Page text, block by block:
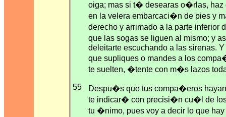
oiga; mas si t� desearas o�rlas, haz
en la velera embarcaci�n de pies y
derecho y arrimado a la parte inferior
que las sogas se liguen al mismo; y
deleitarte escuchando a las sirenas.
que supliques o mandes a los
te suelten, �tente con m�s lazos
55
Despu�s que tus compa�eros
te indicar� con precisi�n cu�l de
tu �nimo, pues voy a decir lo que